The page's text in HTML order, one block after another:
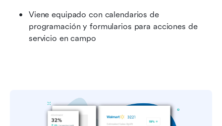
Viene equipado con calendarios de
programación y formularios para acciones de
servicio en campo